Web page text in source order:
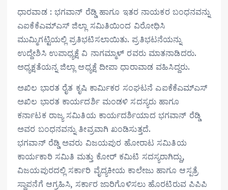
ಧಾರವಾಡ : ಭಗವಾನ್ ರೆಡ್ಡಿ ಹಾಗೂ ಇತರ ನಾಯಕರ ಬಂಧನವನ್ನು
ಎಐಕೆಕೆಎಮ್ಎಸ್ ಜಿಲ್ಲಾ ಸಮಿತಿಯಿಂದ ವಿರೋಧಿಸಿ
ಮುಮ್ಮಿಗಟ್ಟಿಯಲ್ಲಿ ಪ್ರತಿಭಟಿಸಲಾಯಿತು. ಪ್ರತಿಭಟನೆಯನ್ನು
ಉದ್ದೇಶಿಸಿ ಉಪಾಧ್ಯಕ್ಷೆ ವಿ ನಾಗಮ್ಮಾಳ್ ರವರು ಮಾತನಾಡಿದರು.
ಅಧ್ಯಕ್ಷತೆಯನ್ನ ಜಿಲ್ಲಾ ಅಧ್ಯಕ್ಷೆ ದೀಪಾ ಧಾರಾವಾಡ ವಹಿಸಿದ್ದರು.
ಅಖಿಲ ಭಾರತ ರೈತ ಕೃಷಿ ಕಾರ್ಮಿಕರ ಸಂಘಟನೆ ಎಐಕೆಕೆಎಮ್ಎಸ್
ಅಖಿಲ ಭಾರತ ಕಾರ್ಯದರ್ಶಿ ಮಂಡಳಿ ಸದಸ್ಯರು ಹಾಗೂ
ಕರ್ನಾಟಕ ರಾಜ್ಯ ಸಮಿತಿಯ ಕಾರ್ಯದರ್ಶಿಯಾದ ಭಗವಾನ್ ರೆಡ್ಡಿ
ಅವರ ಬಂಧನವನ್ನು ತೀವ್ರವಾಗಿ ಖಂಡಿಸುತ್ತದೆ.
ಭಗವಾನ್ ರೆಡ್ಡಿ ಅವರು ವಿಜಯಪುರ ಹೋರಾಟ ಸಮಿತಿಯ
ಕಾರ್ಯಕಾರಿ ಸಮಿತಿ ಮತ್ತು ಕೋರ್ ಕಮಿಟಿ ಸದಸ್ಯರಾಗಿದ್ದು,
ವಿಜಯಪುರದಲ್ಲಿ ಸರ್ಕಾರಿ ವೈದ್ಯಕೀಯ ಕಾಲೇಜು ಹಾಗೂ ಆಸ್ಪತ್ರೆ
ಸ್ಥಾಪನೆಗೆ ಆಗ್ರಹಿಸಿ, ಸರ್ಕಾರ ಜಾರಿಗೊಳಿಸಲು ಹೊರಟಿರುವ ಪಿಪಿಪಿ